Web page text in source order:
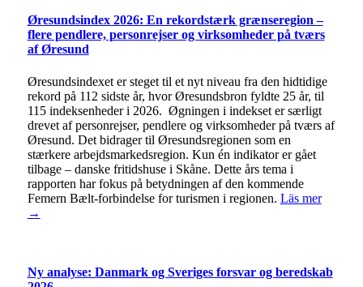
Øresundsindex 2026: En rekordstærk grænseregion –
flere pendlere, personrejser og virksomheder på tværs
af Øresund
Øresundsindexet er steget til et nyt niveau fra den hidtidige
rekord på 112 sidste år, hvor Øresundsbron fyldte 25 år, til
115 indeksenheder i 2026. Øgningen i indekset er særligt
drevet af personrejser, pendlere og virksomheder på tværs af
Øresund. Det bidrager til Øresundsregionen som en
stærkere arbejdsmarkedsregion. Kun én indikator er gået
tilbage – danske fritidshuse i Skåne. Dette års tema i
rapporten har fokus på betydningen af den kommende
Femern Bælt-forbindelse for turismen i regionen. Läs mer
→
Ny analyse: Danmark og Sveriges forsvar og beredskab